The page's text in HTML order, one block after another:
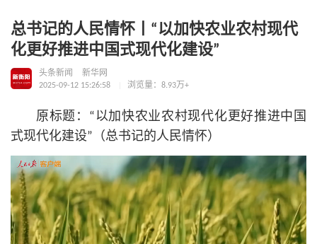
总书记的人民情怀丨“以加快农业农村现代
化更好推进中国式现代化建设”
头条新闻
新华网
2025-09-12 15:26:58
浏览量：8.93万+
原标题：“以加快农业农村现代化更好推进中国
式现代化建设”（总书记的人民情怀）